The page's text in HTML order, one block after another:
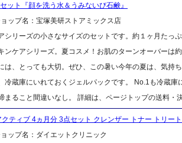
ット『顔を洗う水＆うみないび石鹸』
ップ名：宝塚美研ストアミックス店
シリーズの小さなサイズのセットです。約１ヶ月たっ
ンケアシリーズ。夏コスメ！お肌のターンオーバーは
は、とっても大切。ぜひ、この暑い今年の夏は、気持
冷蔵庫にいれておくジェルパックです。 No.1も冷蔵
まること間違いなし。 詳細は、ページトップの送料・
ティブ 4ヵ月分 3点セット クレンザー トナー トリー
ップ名：ダイエットクリニック